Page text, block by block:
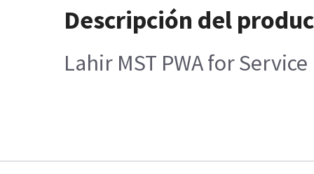
Descripción del
Lahir MST PWA for Service